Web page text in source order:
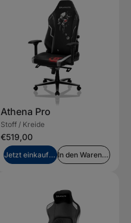
Athena Pro
Stoff / Kreide
€519,00
Jetzt einkaufen In den Warenkorb legen